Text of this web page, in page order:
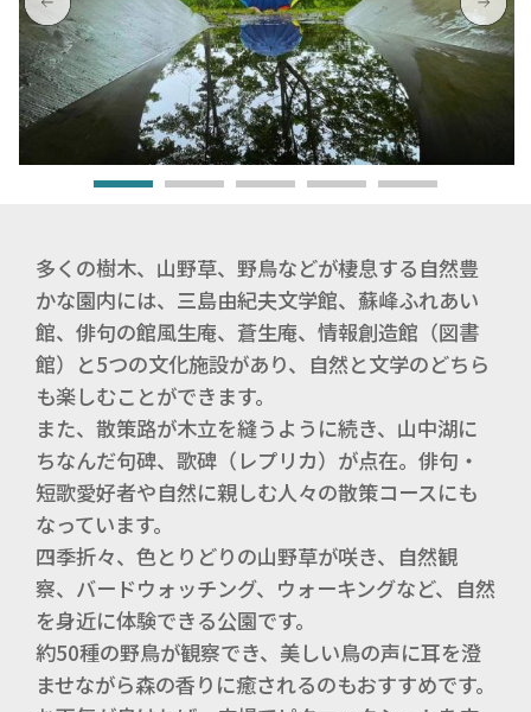
多くの樹木、山野草、野鳥などが棲息する自然豊
かな園内には、三島由紀夫文学館、蘇峰ふれあい
館、俳句の館風生庵、蒼生庵、情報創造館（図書
館）と5つの文化施設があり、自然と文学のどちら
も楽しむことができます。
また、散策路が木立を縫うように続き、山中湖に
ちなんだ句碑、歌碑（レプリカ）が点在。俳句・
短歌愛好者や自然に親しむ人々の散策コースにも
なっています。
四季折々、色とりどりの山野草が咲き、自然観
察、バードウォッチング、ウォーキングなど、自然
を身近に体験できる公園です。
約50種の野鳥が観察でき、美しい鳥の声に耳を澄
ませながら森の香りに癒されるのもおすすめです。